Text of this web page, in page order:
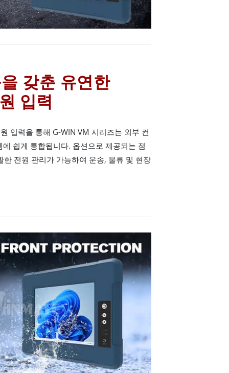
갖춘 유연한
입력
입력을 통해 G-WIN VM 시리즈는 외부 컨
쉽게 통합됩니다. 옵션으로 제공되는 점
전원 관리가 가능하여 운송, 물류 및 현장